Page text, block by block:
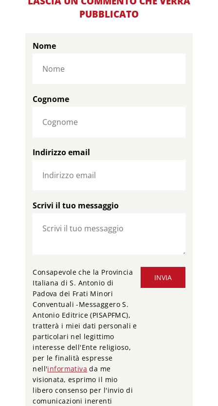
PUBBLICATO
Nome
Cognome
Indirizzo email
Scrivi il tuo messaggio
INVIA
Consapevole che la Provincia
Italiana di S. Antonio di
Padova dei Frati Minori
Conventuali -Messaggero S.
Antonio Editrice (PISAPFMC),
tratterà i miei dati personali e
particolari nel legittimo
interesse dell'Ente religioso,
per le finalità espresse
nell'informativa da me
visionata, esprimo il mio
libero consenso per l'invio di
comunicazioni inerenti